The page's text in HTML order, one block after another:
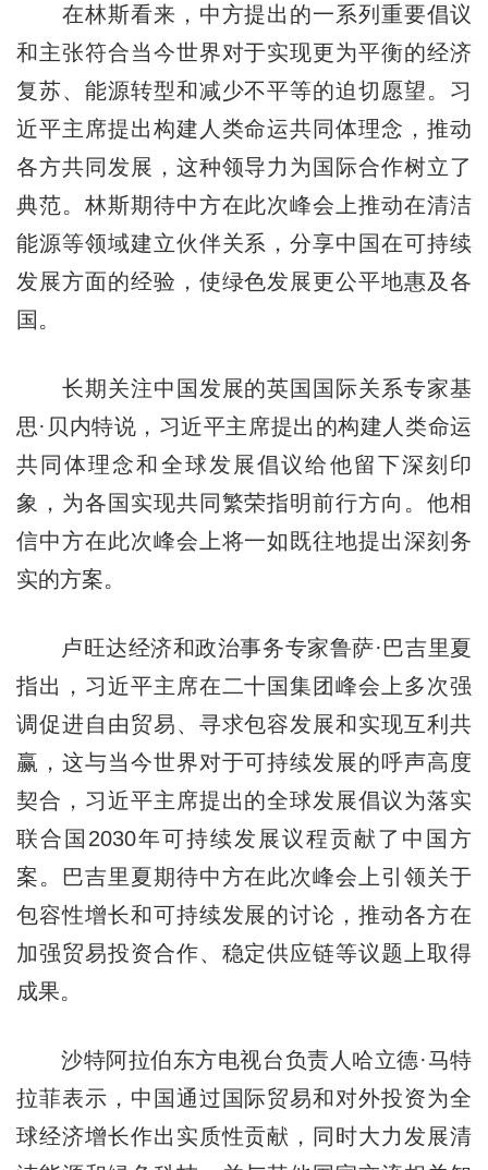
在林斯看来，中方提出的一系列重要倡议
和主张符合当今世界对于实现更为平衡的经济
复苏、能源转型和减少不平等的迫切愿望。习
近平主席提出构建人类命运共同体理念，推动
各方共同发展，这种领导力为国际合作树立了
典范。林斯期待中方在此次峰会上推动在清洁
能源等领域建立伙伴关系，分享中国在可持续
发展方面的经验，使绿色发展更公平地惠及各
国。
长期关注中国发展的英国国际关系专家基
思·贝内特说，习近平主席提出的构建人类命运
共同体理念和全球发展倡议给他留下深刻印
象，为各国实现共同繁荣指明前行方向。他相
信中方在此次峰会上将一如既往地提出深刻务
实的方案。
卢旺达经济和政治事务专家鲁萨·巴吉里夏
指出，习近平主席在二十国集团峰会上多次强
调促进自由贸易、寻求包容发展和实现互利共
赢，这与当今世界对于可持续发展的呼声高度
契合，习近平主席提出的全球发展倡议为落实
联合国2030年可持续发展议程贡献了中国方
案。巴吉里夏期待中方在此次峰会上引领关于
包容性增长和可持续发展的讨论，推动各方在
加强贸易投资合作、稳定供应链等议题上取得
成果。
沙特阿拉伯东方电视台负责人哈立德·马特
拉菲表示，中国通过国际贸易和对外投资为全
球经济增长作出实质性贡献，同时大力发展清